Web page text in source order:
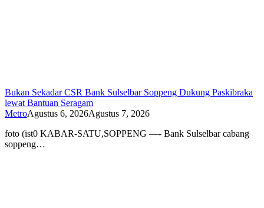
Bukan Sekadar CSR Bank Sulselbar Soppeng Dukung Paskibraka
lewat Bantuan Seragam
MetroAgustus 6, 2026Agustus 7, 2026
foto (ist0 KABAR-SATU,SOPPENG —- Bank Sulselbar cabang
soppeng…